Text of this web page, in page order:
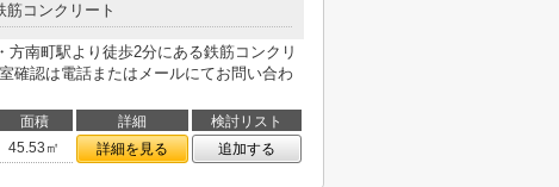
筋コンクリート
南町駅より徒歩2分にある鉄筋コンクリ
確認は電話またはメールにてお問い合わ
面積 詳細
検討リスト
45.53㎡ 詳細を見る 追加する